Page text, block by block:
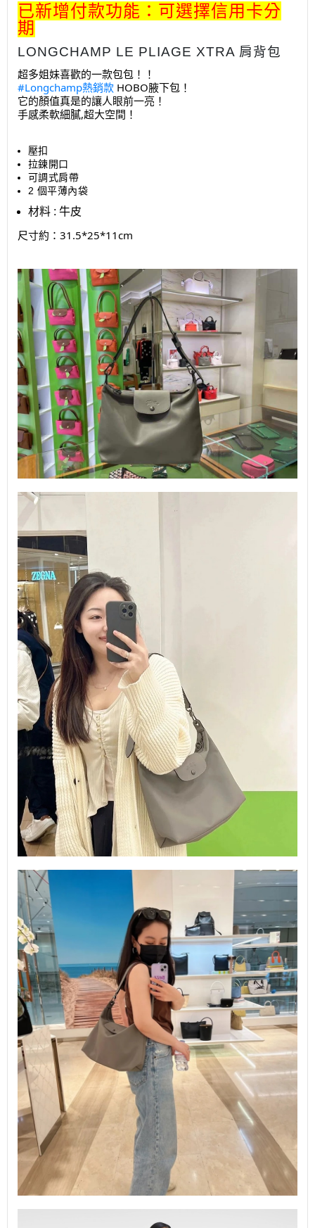
已新增付款功能：可選擇信用卡分
期
LONGCHAMP LE PLIAGE XTRA 肩背包
超多姐妹喜歡的一款包包！！
#Longchamp熱銷款 HOBO腋下包！
它的顏值真是的讓人眼前一亮！
手感柔軟細膩,超大空間！
壓扣
拉鍊開口
可調式肩帶
2 個平薄內袋
材料 : 牛皮
尺寸約：31.5*25*11cm